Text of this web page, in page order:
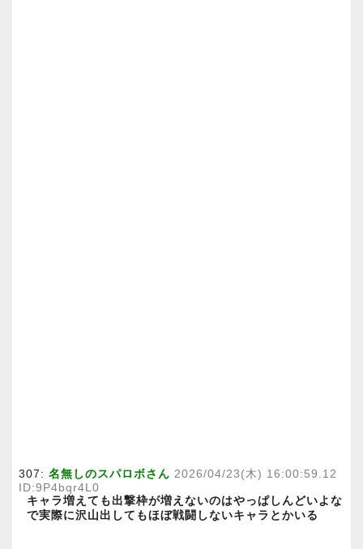
307: 名無しのスパロボさん 2026/04/23(木) 16:00:59.12
ID:9P4bqr4L0
キャラ増えても出撃枠が増えないのはやっぱしんどいよな
で実際に沢山出してもほぼ戦闘しないキャラとかいる